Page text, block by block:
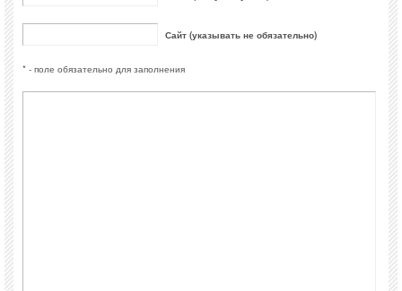
Сайт (указывать не обязательно)
* - поле обязательно для заполнения